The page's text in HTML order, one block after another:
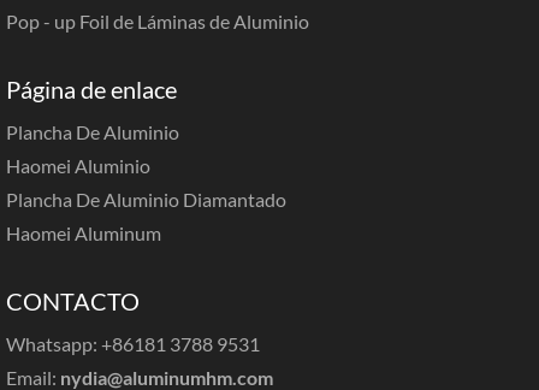
Pop - up Foil de Láminas de Aluminio
Página de enlace
Plancha De Aluminio
Haomei Aluminio
Plancha De Aluminio Diamantado
Haomei Aluminum
CONTACTO
Whatsapp: +86181 3788 9531
Email: nydia@aluminumhm.com